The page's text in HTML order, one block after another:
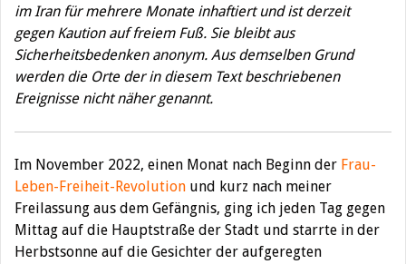
im Iran für mehrere Monate inhaftiert und ist derzeit
gegen Kaution auf freiem Fuß. Sie bleibt aus
Sicherheitsbedenken anonym. Aus demselben Grund
werden die Orte der in diesem Text beschriebenen
Ereignisse nicht näher genannt.
Im November 2022, einen Monat nach Beginn der Frau-
Leben-Freiheit-Revolution und kurz nach meiner
Freilassung aus dem Gefängnis, ging ich jeden Tag gegen
Mittag auf die Hauptstraße der Stadt und starrte in der
Herbstsonne auf die Gesichter der aufgeregten